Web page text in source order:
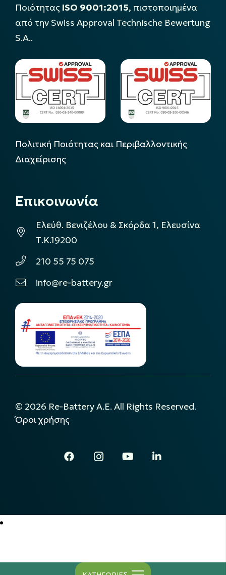
Ποιότητας ISO 9001:2015, πιστοποιημένα
από την Swiss Approval Technische Bewertung
S.A..
Πολιτική Ποιότητας και Περιβαλλοντικής
Διαχείρισης
Επικοινωνία
Ελεύθ. Βενιζέλου & Σκόρδα 1, Ελευσίνα
Τ.Κ.19200
210 55 75 075
info@re-battery.gr
© 2026 Re-Battery A.E. All Rights Reserved.
Όροι χρήσης